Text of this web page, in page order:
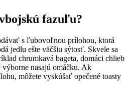
fazuľu?
s ľubovoľnou prílohou, ktorá
jedlu ešte väčšiu sýtosť. Skvele sa
chrumkavá bageta, domáci chlieb
nasajú omáčku. Ak
môžete vyskúšať opečené toasty